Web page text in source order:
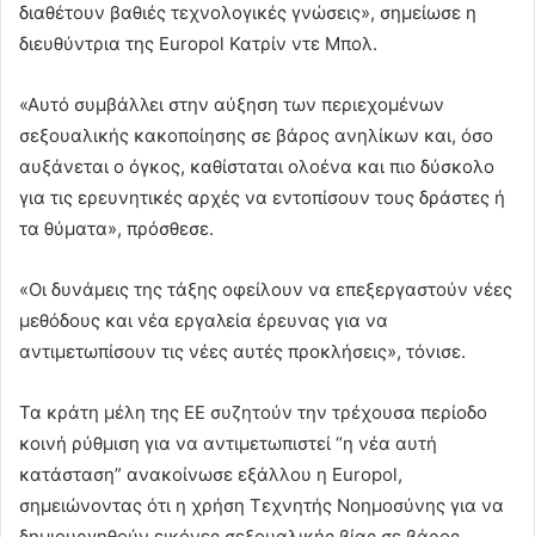
διαθέτουν βαθιές τεχνολογικές γνώσεις», σημείωσε η
διευθύντρια της Europol Κατρίν ντε Μπολ.
«Αυτό συμβάλλει στην αύξηση των περιεχομένων
σεξουαλικής κακοποίησης σε βάρος ανηλίκων και, όσο
αυξάνεται ο όγκος, καθίσταται ολοένα και πιο δύσκολο
για τις ερευνητικές αρχές να εντοπίσουν τους δράστες ή
τα θύματα», πρόσθεσε.
«Οι δυνάμεις της τάξης οφείλουν να επεξεργαστούν νέες
μεθόδους και νέα εργαλεία έρευνας για να
αντιμετωπίσουν τις νέες αυτές προκλήσεις», τόνισε.
Τα κράτη μέλη της ΕΕ συζητούν την τρέχουσα περίοδο
κοινή ρύθμιση για να αντιμετωπιστεί “η νέα αυτή
κατάσταση” ανακοίνωσε εξάλλου η Europol,
σημειώνοντας ότι η χρήση Τεχνητής Νοημοσύνης για να